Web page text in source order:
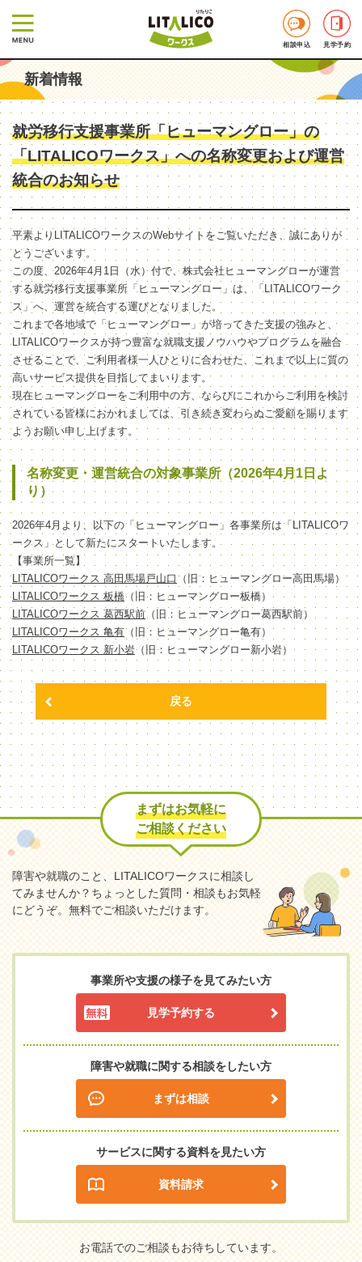
相談申込 見学予約
新着情報
就労移行支援事業所「ヒューマングロー」の
「LITALICOワークス」への名称変更および運営
統合のお知らせ
平素よりLITALICOワークスのWebサイトをご覧いただき、誠にありが
とうございます。
この度、2026年4月1日（水）付で、株式会社ヒューマングローが運営
する就労移行支援事業所「ヒューマングロー」は、「LITALICOワーク
ス」へ、運営を統合する運びとなりました。
これまで各地域で「ヒューマングロー」が培ってきた支援の強みと、
LITALICOワークスが持つ豊富な就職支援ノウハウやプログラムを融合
させることで、ご利用者様一人ひとりに合わせた、これまで以上に質の
高いサービス提供を目指してまいります。
現在ヒューマングローをご利用中の方、ならびにこれからご利用を検討
されている皆様におかれましては、引き続き変わらぬご愛顧を賜ります
ようお願い申し上げます。
名称変更・運営統合の対象事業所（2026年4月1日よ
り）
2026年4月より、以下の「ヒューマングロー」各事業所は「LITALICOワ
ークス」として新たにスタートいたします。
【事業所一覧】
LITALICOワークス 高田馬場戸山口 （旧：ヒューマングロー高田馬場）
LITALICOワークス 板橋（旧：ヒューマングロー板橋）
LITALICOワークス 葛西駅前 （旧：ヒューマングロー葛西駅前）
LITALICOワークス 亀有（旧：ヒューマングロー亀有）
LITALICOワークス 新小岩（旧：ヒューマングロー新小岩）
戻る
まずはお気軽に
ご相談ください
障害や就職のこと、LITALICOワークスに相談し
てみませんか？ちょっとした質問・相談もお気軽
にどうぞ。無料でご相談いただけます。
事業所や支援の様子を見てみたい方
見学予約する
障害や就職に関する相談をしたい方
まずは相談
サービスに関する資料を見たい方
資料請求
お電話でのご相談もお待ちしています。